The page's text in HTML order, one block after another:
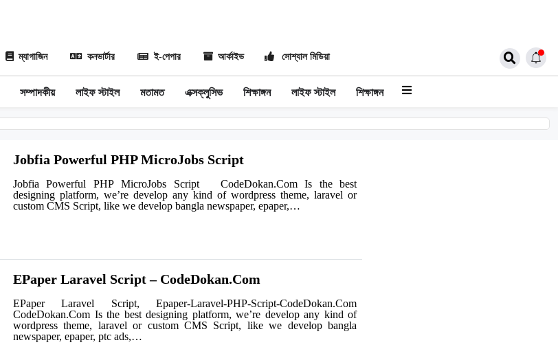
ম্যাগাজিন কনভার্টার ই-পেপার আর্কাইভ সোশ্যাল মিডিয়া
সম্পাদকীয় লাইফ স্টাইল মতামত এক্সক্লুসিভ শিক্ষাঙ্গন লাইফ স্টাইল শিক্ষাঙ্গন
Jobfia Powerful PHP MicroJobs Script
Jobfia Powerful PHP MicroJobs Script CodeDokan.Com Is the best
designing platform, we’re develop any kind of wordpress theme, laravel or
custom CMS Script, like we develop bangla newspaper, epaper,…
EPaper Laravel Script – CodeDokan.Com
EPaper Laravel Script, Epaper-Laravel-PHP-Script-CodeDokan.Com
CodeDokan.Com Is the best designing platform, we’re develop any kind of
wordpress theme, laravel or custom CMS Script, like we develop bangla
newspaper, epaper, ptc ads,…